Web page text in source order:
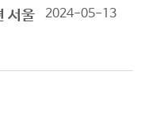
서울
2024-05-13